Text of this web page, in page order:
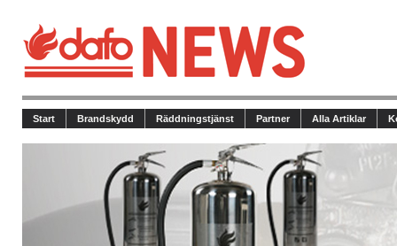
Start Brandskydd Räddningstjänst Partner Alla Artiklar